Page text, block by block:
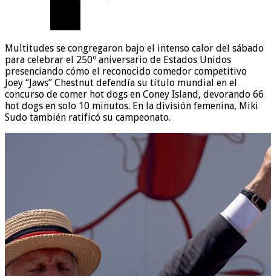
Multitudes se congregaron bajo el intenso calor del sábado
para celebrar el 250º aniversario de Estados Unidos
presenciando cómo el reconocido comedor competitivo
Joey “Jaws” Chestnut defendía su título mundial en el
concurso de comer hot dogs en Coney Island, devorando 66
hot dogs en solo 10 minutos. En la división femenina, Miki
Sudo también ratificó su campeonato.